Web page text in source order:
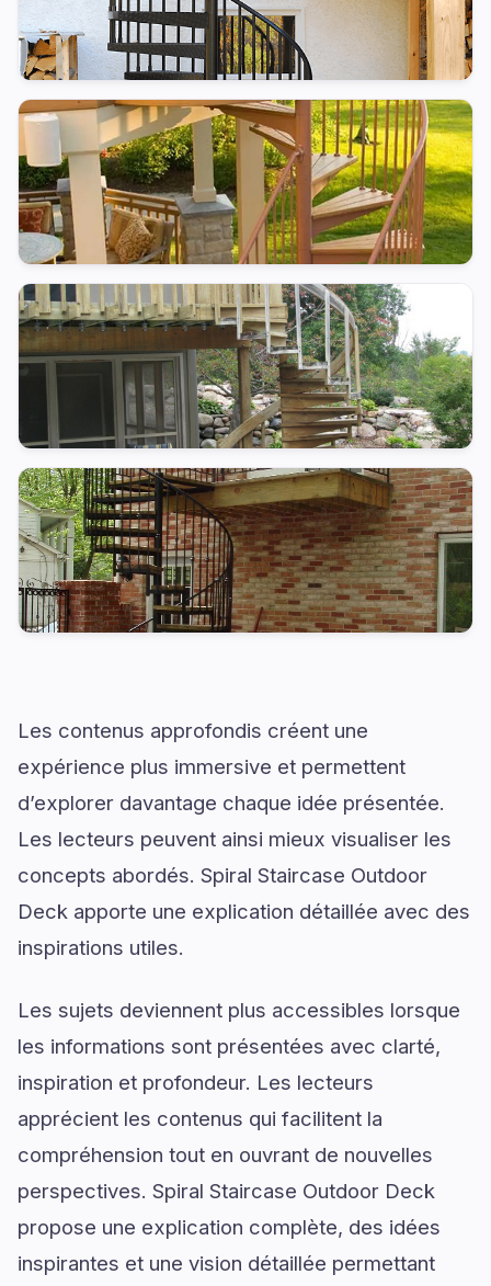
Les contenus approfondis créent une
expérience plus immersive et permettent
d’explorer davantage chaque idée présentée.
Les lecteurs peuvent ainsi mieux visualiser les
concepts abordés. Spiral Staircase Outdoor
Deck apporte une explication détaillée avec des
inspirations utiles.
Les sujets deviennent plus accessibles lorsque
les informations sont présentées avec clarté,
inspiration et profondeur. Les lecteurs
apprécient les contenus qui facilitent la
compréhension tout en ouvrant de nouvelles
perspectives. Spiral Staircase Outdoor Deck
propose une explication complète, des idées
inspirantes et une vision détaillée permettant